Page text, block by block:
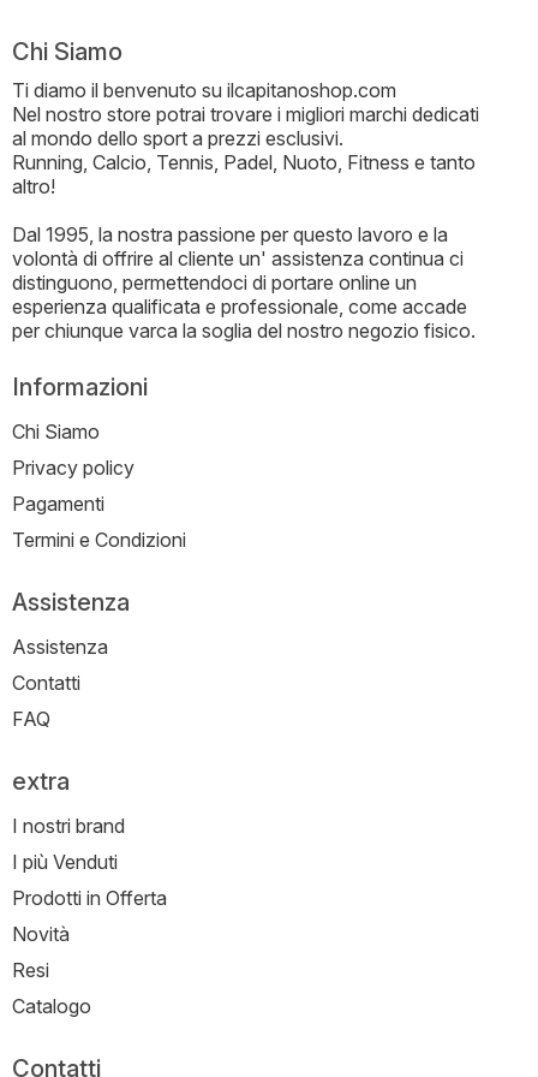
Chi Siamo
Ti diamo il benvenuto su ilcapitanoshop.com
Nel nostro store potrai trovare i migliori marchi dedicati
al mondo dello sport a prezzi esclusivi.
Running, Calcio, Tennis, Padel, Nuoto, Fitness e tanto
altro!
Dal 1995, la nostra passione per questo lavoro e la
volontà di offrire al cliente un' assistenza continua ci
distinguono, permettendoci di portare online un
esperienza qualificata e professionale, come accade
per chiunque varca la soglia del nostro negozio fisico.
Informazioni
Chi Siamo
Privacy policy
Pagamenti
Termini e Condizioni
Assistenza
Assistenza
Contatti
FAQ
extra
I nostri brand
I più Venduti
Prodotti in Offerta
Novità
Resi
Catalogo
Contatti